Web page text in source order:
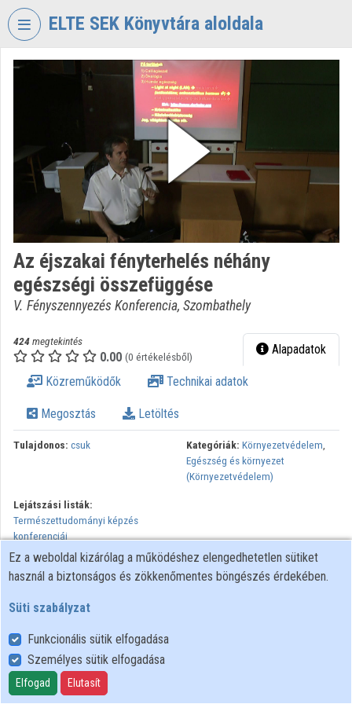
Fejléc kihagyása
ELTE SEK Könyvtára aloldala
TORIUM
KÖNYVTÁR
LEVÉLTÁR
Intézményi kezdőlap
Bejelentkezés
Intézményi felfedezés
Kategóriák
Közreműködők
Az éjszakai fényterhelés néhány
egészségi összefüggése
V. Fényszennyezés Konferencia, Szombathely
424megtekintés
0.00 (0 értékelésből) Alapadatok
Közreműködők Technikai adatok
Megosztás Letöltés
Tulajdonos: csuk Kategóriák: Környezetvédelem,
Egészség és környezet
(Környezetvédelem)
Lejátszási listák:
Természettudományi képzés
konferenciái
Az éjszakai fényterhelés néhány egészségi összefüggése / Varró
Mihály. - Szombathely : NymE SEK, 2014. V. Fényszennyezés
Konferencia előadásai
Felhasználói szabályzat
Adatkezelési tájékoztató
Süti szabályzat
Ez a weboldal kizárólag a működéshez elengedhetetlen sütiket
használ a biztonságos és zökkenőmentes böngészés érdekében.
Süti szabályzat
Funkcionális sütik elfogadása
Személyes sütik elfogadása
Elfogad Elutasít